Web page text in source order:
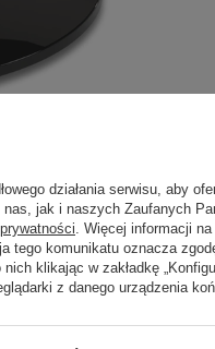
działania serwisu, aby
nas, jak i naszych Zaufanych
. Więcej informacji
tego komunikatu oznacza
klikając w zakładkę
z danego urządzenia